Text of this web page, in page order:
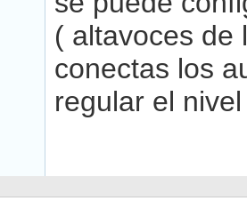
( altavoces de
conectas los
regular el